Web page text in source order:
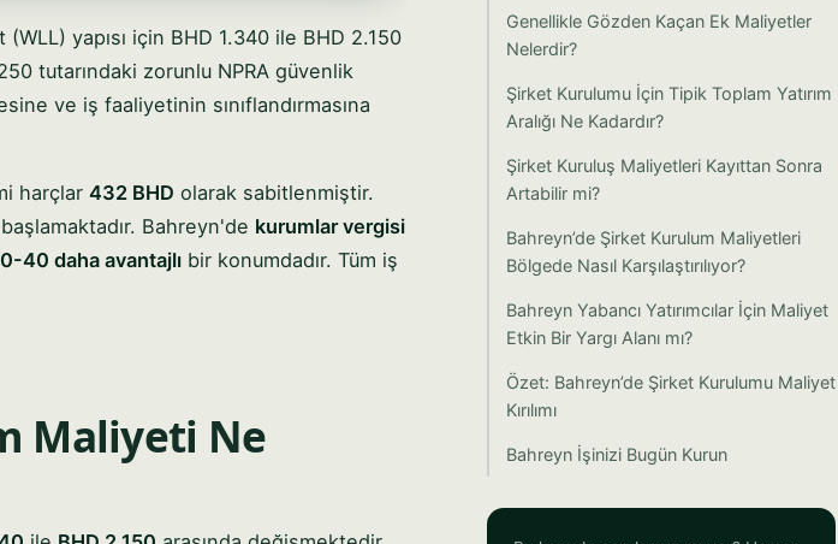
yapısı için BHD 1.340 ile BHD 2.150
tutarındaki zorunlu NPRA güvenlik
ve iş faaliyetinin sınıflandırmasına
harçlar 432 BHD olarak sabitlenmiştir.
Bahreyn'de kurumlar vergisi
40 daha avantajlı bir konumdadır. Tüm iş
Maliyeti Ne
Genellikle Gözden Kaçan Ek Maliyetler
Nelerdir?
Şirket Kurulumu İçin Tipik Toplam Yatırım
Aralığı Ne Kadardır?
Şirket Kuruluş Maliyetleri Kayıttan Sonra
Artabilir mi?
Bahreyn’de Şirket Kurulum Maliyetleri
Bölgede Nasıl Karşılaştırılıyor?
Bahreyn Yabancı Yatırımcılar İçin Maliyet
Etkin Bir Yargı Alanı mı?
Özet: Bahreyn’de Şirket Kurulumu Maliyet
Kırılımı
Bahreyn İşinizi Bugün Kurun